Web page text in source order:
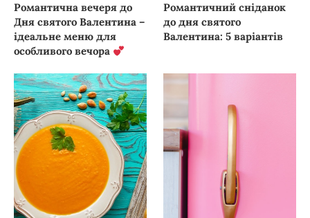
Романтична вечеря до
Дня святого Валентина –
ідеальне меню для
особливого вечора
Романтичний сніданок
до дня святого
Валентина: 5 варіантів